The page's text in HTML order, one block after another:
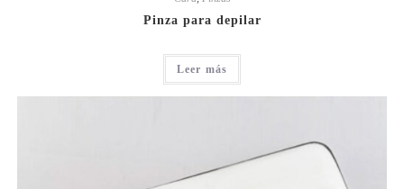
Pinza para depilar
Leer más